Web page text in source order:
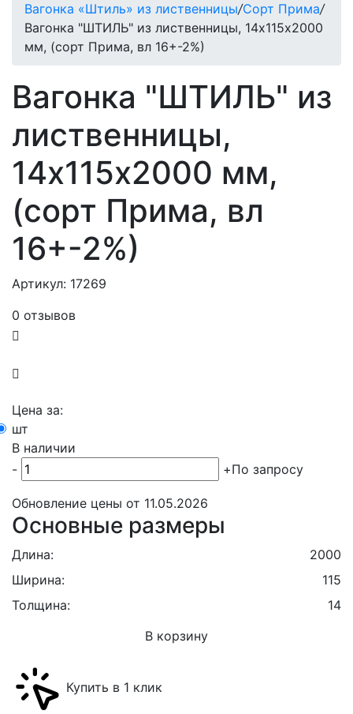
Вагонка «Штиль» из лиственницы/Сорт Прима/
Вагонка "ШТИЛЬ" из лиственницы, 14х115х2000
мм, (сорт Прима, вл 16+-2%)
Вагонка "ШТИЛЬ" из
лиственницы,
14х115х2000 мм,
(сорт Прима, вл
16+-2%)
Артикул: 17269
0 отзывов
Цена за:
шт
В наличии
-
+По запросу
Обновление цены от 11.05.2026
Основные размеры
Длина:
2000
Ширина:
115
Толщина:
14
В корзину
Купить в 1 клик